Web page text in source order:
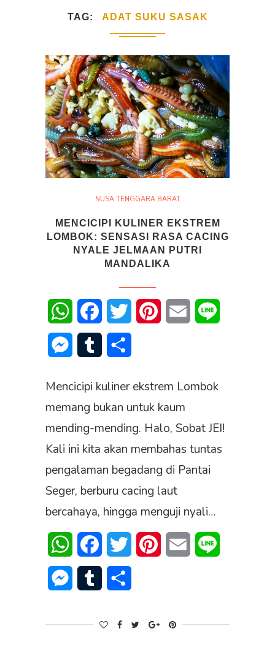
TAG ADAT SUKU SASAK
NUSA TENGGARA BARAT
MENCICIPI KULINER EKSTREM
LOMBOK: SENSASI RASA CACING
NYALE JELMAAN PUTRI
MANDALIKA
WhatsAppFacebookTwitter PinterestEmail
Messenger
Tumblr
Mencicipi kuliner ekstrem Lombok
memang bukan untuk kaum
mending-mending. Halo, Sobat JEI!
Kali ini kita akan membahas tuntas
pengalaman begadang di Pantai
Seger, berburu cacing laut
bercahaya, hingga menguji nyali…
WhatsAppFacebookTwitter PinterestEmail
Messenger
Tumblr